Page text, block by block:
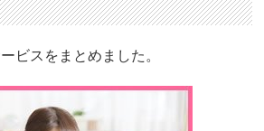
ビスをまとめました。